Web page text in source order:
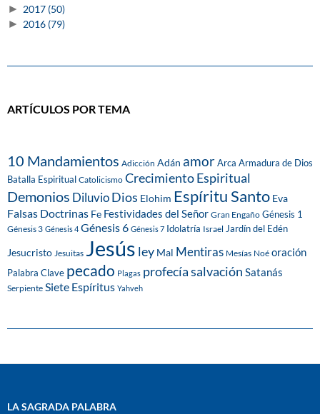
► 2017 (50)
► 2016 (79)
ARTÍCULOS POR TEMA
10 Mandamientos Adicción Adán amorArca Armadura de Dios
Batalla Espiritual Catolicismo Crecimiento Espiritual
Demonios DiluvioDios Elohim Espíritu Santo Eva
Falsas Doctrinas Fe Festividades del Señor Gran Engaño Génesis 1
Génesis 3 Génesis 4 Génesis 6 Génesis 7 Idolatría Israel Jardín del Edén
Jesucristo Jesuitas Jesús ley Mal Mentiras Mesías Noé oración
Palabra Clave pecado Plagas profecíasalvación Satanás
Serpiente Siete Espíritus Yahveh
LA SAGRADA PALABRA